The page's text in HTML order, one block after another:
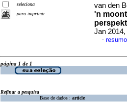
seleciona
para imprimir
van den
'n
Jan
·
página 1 de 1
Refinar a pesquisa
Base de dados : article